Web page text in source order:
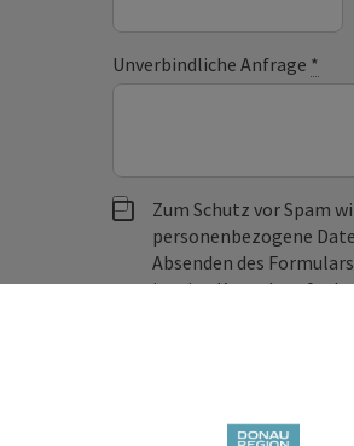
Unverbindliche Anfrage *
Zum Schutz vor Spam
personenbezogene
Absenden des
ist eine
Deine bekannt gegebenen
WGD Donau
Anfrage verwendet und nur
touristische